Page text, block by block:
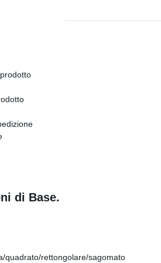
di Base.
quadrato/rettongolare/sagomato